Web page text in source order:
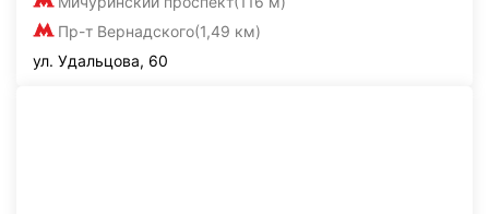
Пр-т Вернадского(1,49 км)
ул. Удальцова, 60